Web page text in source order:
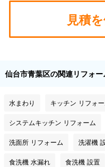
見積
仙台市青葉区の関連リフォ
水まわり キッチン リフォ
システムキッチン リフォーム
洗面所 リフォーム 洗濯機
食洗機 水漏れ 食洗機 設置